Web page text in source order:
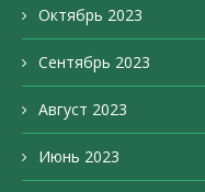
Октябрь 2023
Сентябрь 2023
Август 2023
Июнь 2023